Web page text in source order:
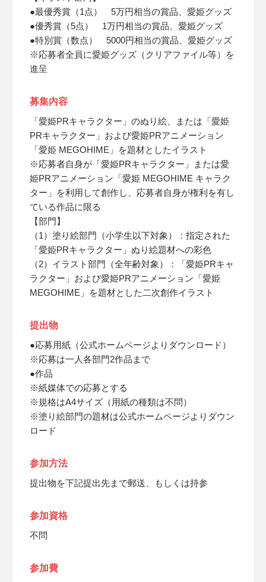
●最優秀賞（1点） 5万円相当の賞品、愛姫グッズ
●優秀賞（5点） 1万円相当の賞品、愛姫グッズ
●特別賞（数点） 5000円相当の賞品、愛姫グッズ
※応募者全員に愛姫グッズ（クリアファイル等）を
進呈
募集内容
「愛姫PRキャラクター」のぬり絵、または「愛姫
PRキャラクター」および愛姫PRアニメーション
「愛姫 MEGOHIME」を題材としたイラスト
※応募者自身が「愛姫PRキャラクター」または愛
姫PRアニメーション「愛姫 MEGOHIME キャラク
ター」を利用して創作し、応募者自身が権利を有し
ている作品に限る
【部門】
（1）塗り絵部門（小学生以下対象）：指定された
「愛姫PRキャラクター」ぬり絵題材への彩色
（2）イラスト部門（全年齢対象）：「愛姫PRキャ
ラクター」および愛姫PRアニメーション「愛姫
MEGOHIME」を題材とした二次創作イラスト
提出物
●応募用紙（公式ホームページよりダウンロード）
※応募は一人各部門2作品まで
●作品
※紙媒体での応募とする
※規格はA4サイズ（用紙の種類は不問）
※塗り絵部門の題材は公式ホームページよりダウン
ロード
参加方法
提出物を下記提出先まで郵送、もしくは持参
参加資格
不問
参加費